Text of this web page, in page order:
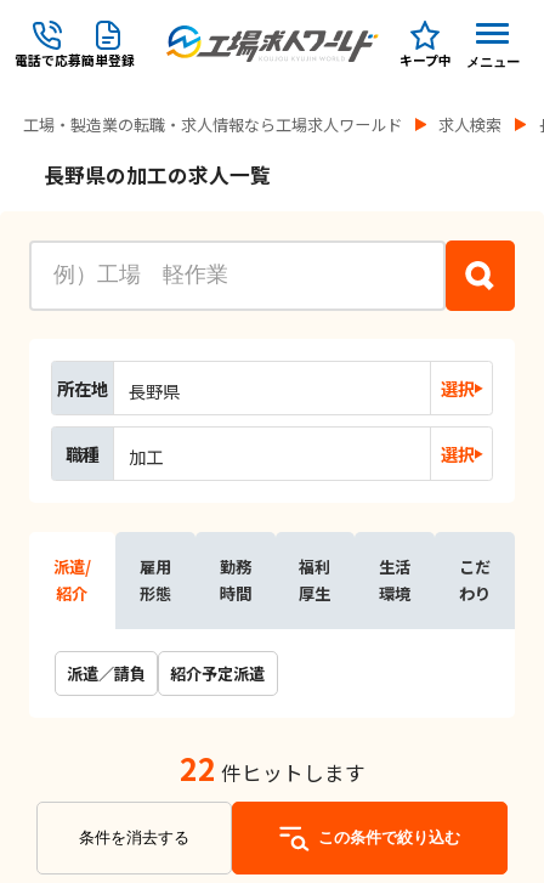
電話で応募簡単登録 キープ中 メニュー
工場・製造業の転職・求人情報なら工場求人ワールド 求人検索
長野県の加工の求人一覧
所在地 長野県 選択
職種 加工 選択
派遣/
紹介
雇用
形態
勤務
時間
福利
厚生
生活
環境
こだ
わり
派遣／請負 紹介予定派遣
22 件ヒットします
条件を消去する この条件で絞り込む